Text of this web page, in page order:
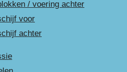
/ voering achter
voor
achter